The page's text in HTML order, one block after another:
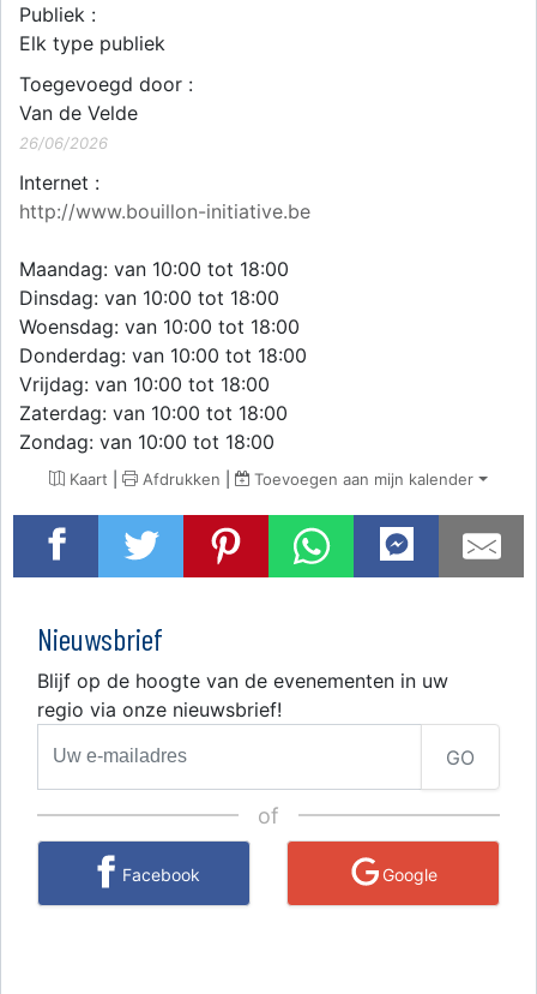
Publiek :
Elk type publiek
Toegevoegd door :
Van de Velde
26/06/2026
Internet :
http://www.bouillon-initiative.be
Maandag: van 10:00 tot 18:00
Dinsdag: van 10:00 tot 18:00
Woensdag: van 10:00 tot 18:00
Donderdag: van 10:00 tot 18:00
Vrijdag: van 10:00 tot 18:00
Zaterdag: van 10:00 tot 18:00
Zondag: van 10:00 tot 18:00
Kaart | Afdrukken | Toevoegen aan mijn kalender
Nieuwsbrief
Blijf op de hoogte van de evenementen in uw
regio via onze nieuwsbrief!
GO
of
Facebook Google